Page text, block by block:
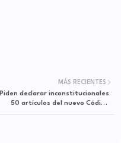
MÁS RECIENTES
Piden declarar inconstitucionales
50 artículos del nuevo Código